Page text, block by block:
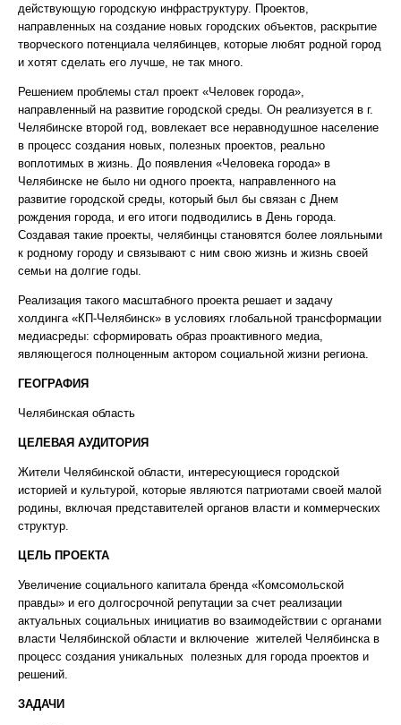
действующую городскую инфраструктуру. Проектов,
направленных на создание новых городских объектов, раскрытие
творческого потенциала челябинцев, которые любят родной город
и хотят сделать его лучше, не так много.
Решением проблемы стал проект «Человек города»,
направленный на развитие городской среды. Он реализуется в г.
Челябинске второй год, вовлекает все неравнодушное население
в процесс создания новых, полезных проектов, реально
воплотимых в жизнь. До появления «Человека города» в
Челябинске не было ни одного проекта, направленного на
развитие городской среды, который был бы связан с Днем
рождения города, и его итоги подводились в День города.
Создавая такие проекты, челябинцы становятся более лояльными
к родному городу и связывают с ним свою жизнь и жизнь своей
семьи на долгие годы.
Реализация такого масштабного проекта решает и задачу
холдинга «КП-Челябинск» в условиях глобальной трансформации
медиасреды: сформировать образ проактивного медиа,
являющегося полноценным актором социальной жизни региона.
ГЕОГРАФИЯ
Челябинская область
ЦЕЛЕВАЯ АУДИТОРИЯ
Жители Челябинской области, интересующиеся городской
историей и культурой, которые являются патриотами своей малой
родины, включая представителей органов власти и коммерческих
структур.
ЦЕЛЬ ПРОЕКТА
Увеличение социального капитала бренда «Комсомольской
правды» и его долгосрочной репутации за счет реализации
актуальных социальных инициатив во взаимодействии с органами
власти Челябинской области и включение жителей Челябинска в
процесс создания уникальных полезных для города проектов и
решений.
ЗАДАЧИ